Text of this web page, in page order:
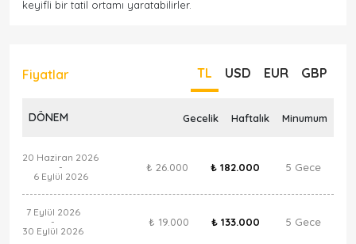
keyifli bir tatil ortamı yaratabilirler.
Fiyatlar TL USD EUR GBP
DÖNEM Gecelik Haftalık Minumum
20 Haziran 2026
-
6 Eylül 2026
₺ 26.000 ₺ 182.000 5 Gece
7 Eylül 2026
-
30 Eylül 2026
₺ 19.000 ₺ 133.000 5 Gece